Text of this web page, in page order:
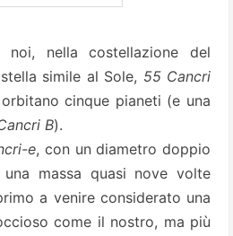
nella costellazione del
simile al Sole, 55 Cancri
cinque pianeti (e una
B).
e, con un diametro doppio
massa quasi nove volte
a venire considerato una
come il nostro, ma più